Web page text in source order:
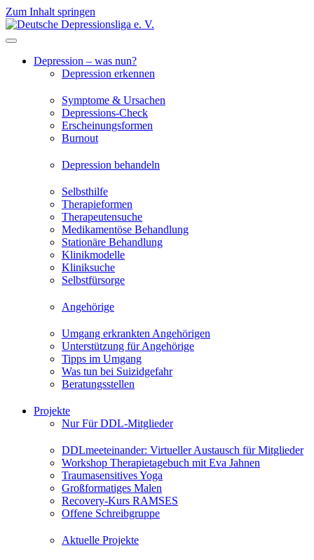
Zum Inhalt springen
Depression – was nun?
Depression erkennen
Symptome & Ursachen
Depressions-Check
Erscheinungsformen
Burnout
Depression behandeln
Selbsthilfe
Therapieformen
Therapeutensuche
Medikamentöse Behandlung
Stationäre Behandlung
Klinikmodelle
Kliniksuche
Selbstfürsorge
Angehörige
Umgang erkrankten Angehörigen
Unterstützung für Angehörige
Tipps im Umgang
Was tun bei Suizidgefahr
Beratungsstellen
Projekte
Nur Für DDL-Mitglieder
DDLmeeteinander: Virtueller Austausch für Mitglieder
Workshop Therapietagebuch mit Eva Jahnen
Traumasensitives Yoga
Großformatiges Malen
Recovery-Kurs RAMSES
Offene Schreibgruppe
Aktuelle Projekte